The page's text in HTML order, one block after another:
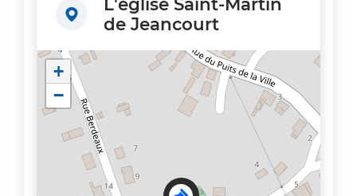
L'église Saint-Martin
de Jeancourt
+
−